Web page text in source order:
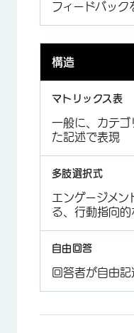
フィードバック
構造
一般に、カテゴ
た記述で表現
エンゲージメ
る、行動指向的
回答者が自由